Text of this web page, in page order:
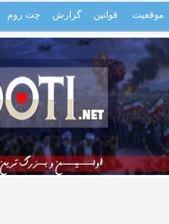
موقعیت قوانین گزارش چت روم